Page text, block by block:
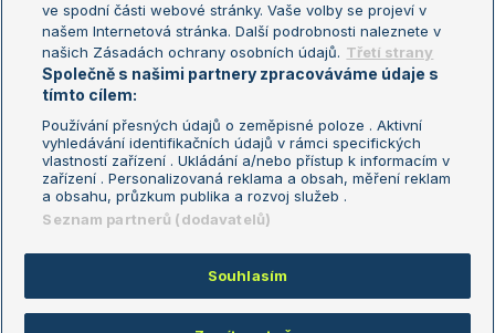
Fotbalové přestupy
Livesport Daily
LS Prague Open
Podmínky užití
Nastavení soukromí
GDPR a žurnalistika
Reklama
Kontakt
Informace o zpracování osobních
údajů
Copyright © 2008-2026 TenisPortal.cz. Využíváme zpravodajství ČTK.
ve spodní části webové stránky. Vaše volby se projeví v
našem Internetová stránka. Další podrobnosti naleznete v
našich Zásadách ochrany osobních údajů. Třetí strany
Společně s našimi partnery zpracováváme údaje s
tímto cílem:
Používání přesných údajů o zeměpisné poloze . Aktivní
vyhledávání identifikačních údajů v rámci specifických
vlastností zařízení . Ukládání a/nebo přístup k informacím v
zařízení . Personalizovaná reklama a obsah, měření reklam
a obsahu, průzkum publika a rozvoj služeb .
Seznam partnerů (dodavatelů)
Souhlasím